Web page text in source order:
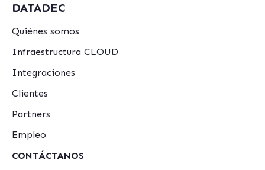
DATADEC
Quiénes somos
Infraestructura CLOUD
Integraciones
Clientes
Partners
Empleo
CONTÁCTANOS